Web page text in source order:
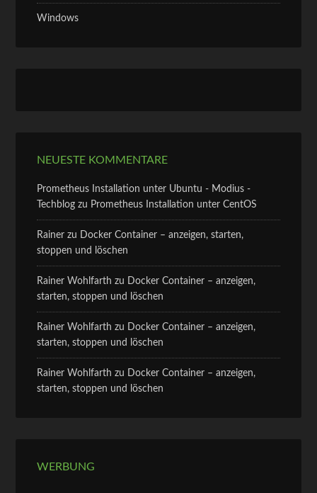
Windows
NEUESTE KOMMENTARE
Prometheus Installation unter Ubuntu - Modius -
Techblog zu Prometheus Installation unter CentOS
Rainer zu Docker Container – anzeigen, starten,
stoppen und löschen
Rainer Wohlfarth zu Docker Container – anzeigen,
starten, stoppen und löschen
Rainer Wohlfarth zu Docker Container – anzeigen,
starten, stoppen und löschen
Rainer Wohlfarth zu Docker Container – anzeigen,
starten, stoppen und löschen
WERBUNG